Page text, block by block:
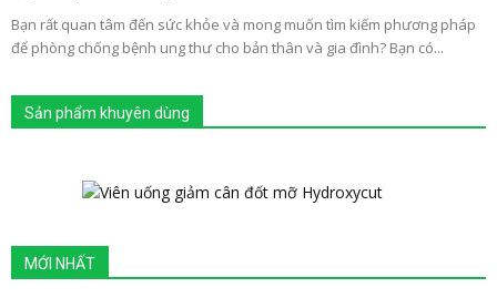
Bạn rất quan tâm đến sức khỏe và mong muốn tìm kiếm phương pháp
để phòng chống bệnh ung thư cho bản thân và gia đình? Bạn có...
Sản phẩm khuyên dùng
MỚI NHẤT